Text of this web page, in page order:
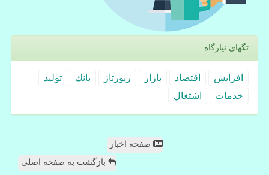
تگهای نیازگاه
افزایش اقتصاد بازار رپورتاژ بانك
تولید
خدمات
اشتغال
صفحه اخبار
بازگشت به صفحه اصلی